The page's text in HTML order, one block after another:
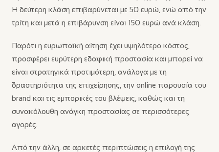
Η δεύτερη κλάση επιβαρύνεται με 50 ευρώ, ενώ από την
τρίτη και μετά η επιβάρυνση είναι 150 ευρώ ανά κλάση.
Παρότι η ευρωπαϊκή αίτηση έχει υψηλότερο κόστος,
προσφέρει ευρύτερη εδαφική προστασία και μπορεί να
είναι στρατηγικά προτιμότερη, ανάλογα με τη
δραστηριότητα της επιχείρησης, την online παρουσία του
brand και τις εμπορικές του βλέψεις, καθώς και τη
συνακόλουθη ανάγκη προστασίας σε περισσότερες
αγορές.
Από την άλλη, σε αρκετές περιπτώσεις η επιλογή της